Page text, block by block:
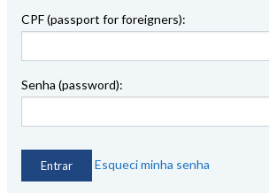
CPF (passport for foreigners):
Senha (password):
Esqueci minha senha